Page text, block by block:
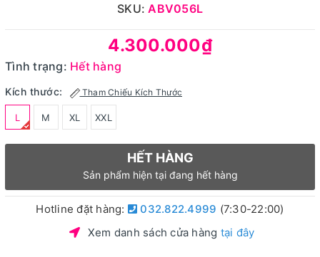
SKU:ABV056L
4.300.000₫
Tình trạng: Hết hàng
Kích thước: Tham Chiếu Kích Thước
L M XL XXL
HẾT HÀNG
Sản phẩm hiện tại đang hết hàng
Hotline đặt hàng: 032.822.4999 (7:30-22:00)
Xem danh sách cửa hàng tại đây